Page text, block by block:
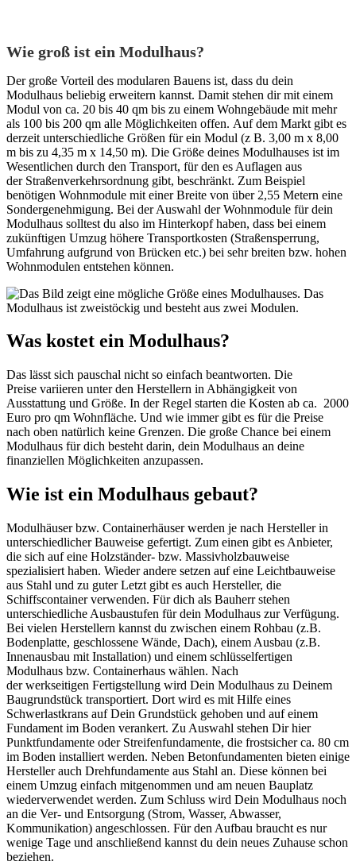
Wie groß ist ein Modulhaus?
Der große Vorteil des modularen Bauens ist, dass du dein
Modulhaus beliebig erweitern kannst. Damit stehen dir mit einem
Modul von ca. 20 bis 40 qm bis zu einem Wohngebäude mit mehr
als 100 bis 200 qm alle Möglichkeiten offen. Auf dem Markt gibt es
derzeit unterschiedliche Größen für ein Modul (z B. 3,00 m x 8,00
m bis zu 4,35 m x 14,50 m). Die Größe deines Modulhauses ist im
Wesentlichen durch den Transport, für den es Auflagen aus
der Straßenverkehrsordnung gibt, beschränkt. Zum Beispiel
benötigen Wohnmodule mit einer Breite von über 2,55 Metern eine
Sondergenehmigung. Bei der Auswahl der Wohnmodule für dein
Modulhaus solltest du also im Hinterkopf haben, dass bei einem
zukünftigen Umzug höhere Transportkosten (Straßensperrung,
Umfahrung aufgrund von Brücken etc.) bei sehr breiten bzw. hohen
Wohnmodulen entstehen können.
Was kostet ein Modulhaus?
Das lässt sich pauschal nicht so einfach beantworten. Die
Preise variieren unter den Herstellern in Abhängigkeit von
Ausstattung und Größe. In der Regel starten die Kosten ab ca. 2000
Euro pro qm Wohnfläche. Und wie immer gibt es für die Preise
nach oben natürlich keine Grenzen. Die große Chance bei einem
Modulhaus für dich besteht darin, dein Modulhaus an deine
finanziellen Möglichkeiten anzupassen.
Wie ist ein Modulhaus gebaut?
Modulhäuser bzw. Containerhäuser werden je nach Hersteller in
unterschiedlicher Bauweise gefertigt. Zum einen gibt es Anbieter,
die sich auf eine Holzständer- bzw. Massivholzbauweise
spezialisiert haben. Wieder andere setzen auf eine Leichtbauweise
aus Stahl und zu guter Letzt gibt es auch Hersteller, die
Schiffscontainer verwenden. Für dich als Bauherr stehen
unterschiedliche Ausbaustufen für dein Modulhaus zur Verfügung.
Bei vielen Herstellern kannst du zwischen einem Rohbau (z.B.
Bodenplatte, geschlossene Wände, Dach), einem Ausbau (z.B.
Innenausbau mit Installation) und einem schlüsselfertigen
Modulhaus bzw. Containerhaus wählen. Nach
der werkseitigen Fertigstellung wird Dein Modulhaus zu Deinem
Baugrundstück transportiert. Dort wird es mit Hilfe eines
Schwerlastkrans auf Dein Grundstück gehoben und auf einem
Fundament im Boden verankert. Zu Auswahl stehen Dir hier
Punktfundamente oder Streifenfundamente, die frostsicher ca. 80 cm
im Boden installiert werden. Neben Betonfundamenten bieten einige
Hersteller auch Drehfundamente aus Stahl an. Diese können bei
einem Umzug einfach mitgenommen und am neuen Bauplatz
wiederverwendet werden. Zum Schluss wird Dein Modulhaus noch
an die Ver- und Entsorgung (Strom, Wasser, Abwasser,
Kommunikation) angeschlossen. Für den Aufbau braucht es nur
wenige Tage und anschließend kannst du dein neues Zuhause schon
beziehen.